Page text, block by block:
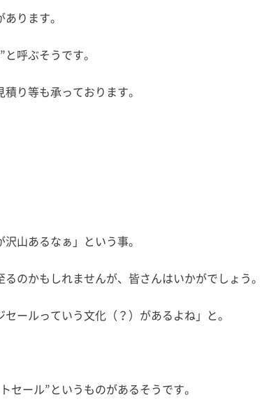
ります。
呼ぶそうです。
り等も承っております。
山あるなぁ」という事。
のかもしれませんが、皆さんはいかがでしょう。
ールっていう文化（？）があるよね」と。
セール”というものがあるそうです。